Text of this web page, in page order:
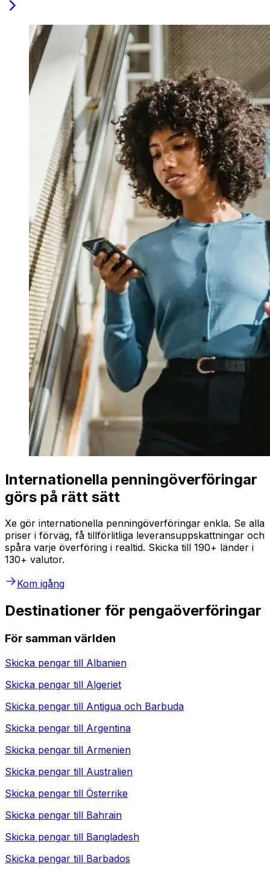
Internationella penningöverföringar
görs på rätt sätt
Xe gör internationella penningöverföringar enkla. Se alla
priser i förväg, få tillförlitliga leveransuppskattningar och
spåra varje överföring i realtid. Skicka till 190+ länder i
130+ valutor.
Kom igång
Destinationer för pengaöverföringar
För samman världen
Skicka pengar till Albanien
Skicka pengar till Algeriet
Skicka pengar till Antigua och Barbuda
Skicka pengar till Argentina
Skicka pengar till Armenien
Skicka pengar till Australien
Skicka pengar till Österrike
Skicka pengar till Bahrain
Skicka pengar till Bangladesh
Skicka pengar till Barbados